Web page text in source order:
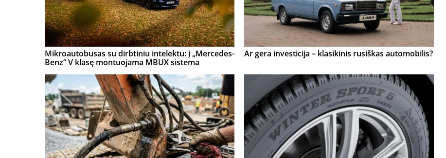
Mikroautobusas su dirbtiniu intelektu: į „Mercedes-
Benz“ V klasę montuojama MBUX sistema
Ar gera investicija – klasikinis rusiškas automobilis?